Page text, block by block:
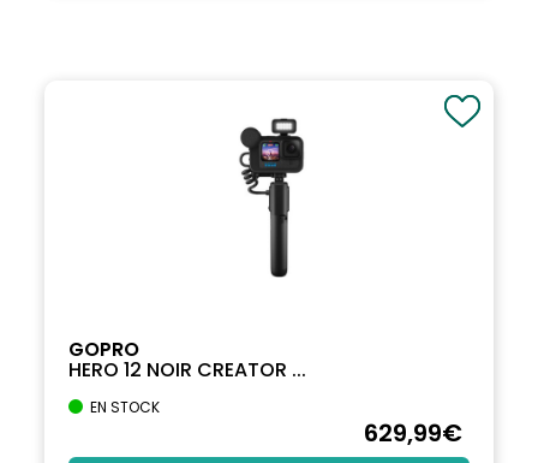
GOPRO
HERO 12 NOIR CREATOR ...
EN STOCK
629,99€